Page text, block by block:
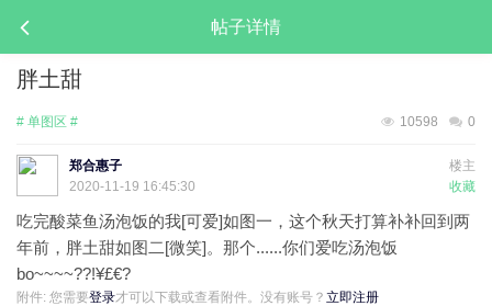
帖子详情
胖土甜
# 单图区 # 0
10598
楼主
郑合惠子
收藏
2020-11-19 16:45:30
吃完酸菜鱼汤泡饭的我[可爱]如图一，这个秋天打算补补回到两
年前，胖土甜如图二[微笑]。那个......你们爱吃汤泡饭
bo~~~~??!¥£€? ​​​
附件: 您需要登录才可以下载或查看附件。没有账号？ 立即注册